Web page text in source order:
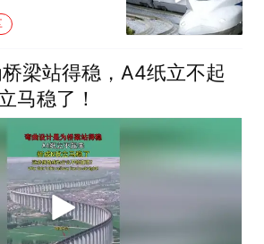
梁站得稳，A4纸立不起
马稳了！